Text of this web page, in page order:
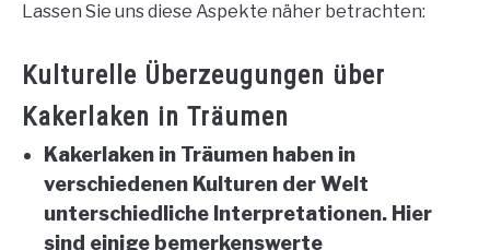
Lassen Sie uns diese Aspekte näher betrachten:
Kulturelle Überzeugungen über
Kakerlaken in Träumen
Kakerlaken in Träumen haben in
verschiedenen Kulturen der Welt
unterschiedliche Interpretationen. Hier
sind einige bemerkenswerte